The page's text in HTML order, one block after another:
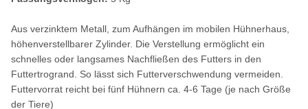
Aus verzinktem Metall, zum Aufhängen im mobilen Hühnerhaus,
höhenverstellbarer Zylinder. Die Verstellung ermöglicht ein
schnelles oder langsames Nachfließen des Futters in den
Futtertrogrand. So lässt sich Futterverschwendung vermeiden.
Futtervorrat reicht bei fünf Hühnern ca. 4-6 Tage (je nach Größe
der Tiere)